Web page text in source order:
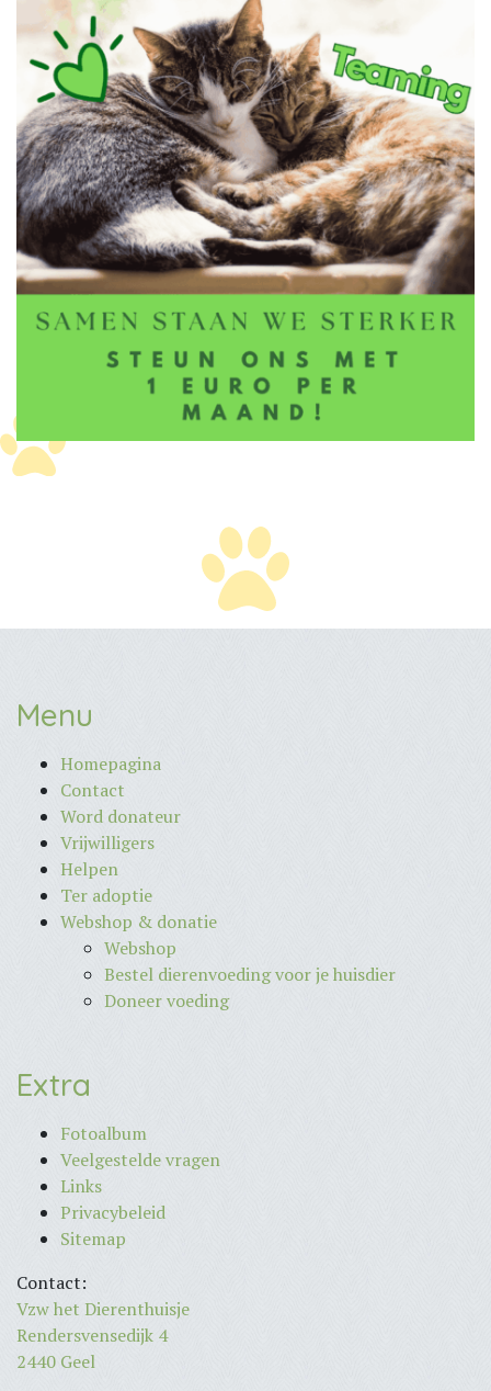
Menu
Homepagina
Contact
Word donateur
Vrijwilligers
Helpen
Ter adoptie
Webshop & donatie
Webshop
Bestel dierenvoeding voor je huisdier
Doneer voeding
Extra
Fotoalbum
Veelgestelde vragen
Links
Privacybeleid
Sitemap
Contact:
Vzw het Dierenthuisje
Rendersvensedijk 4
2440 Geel